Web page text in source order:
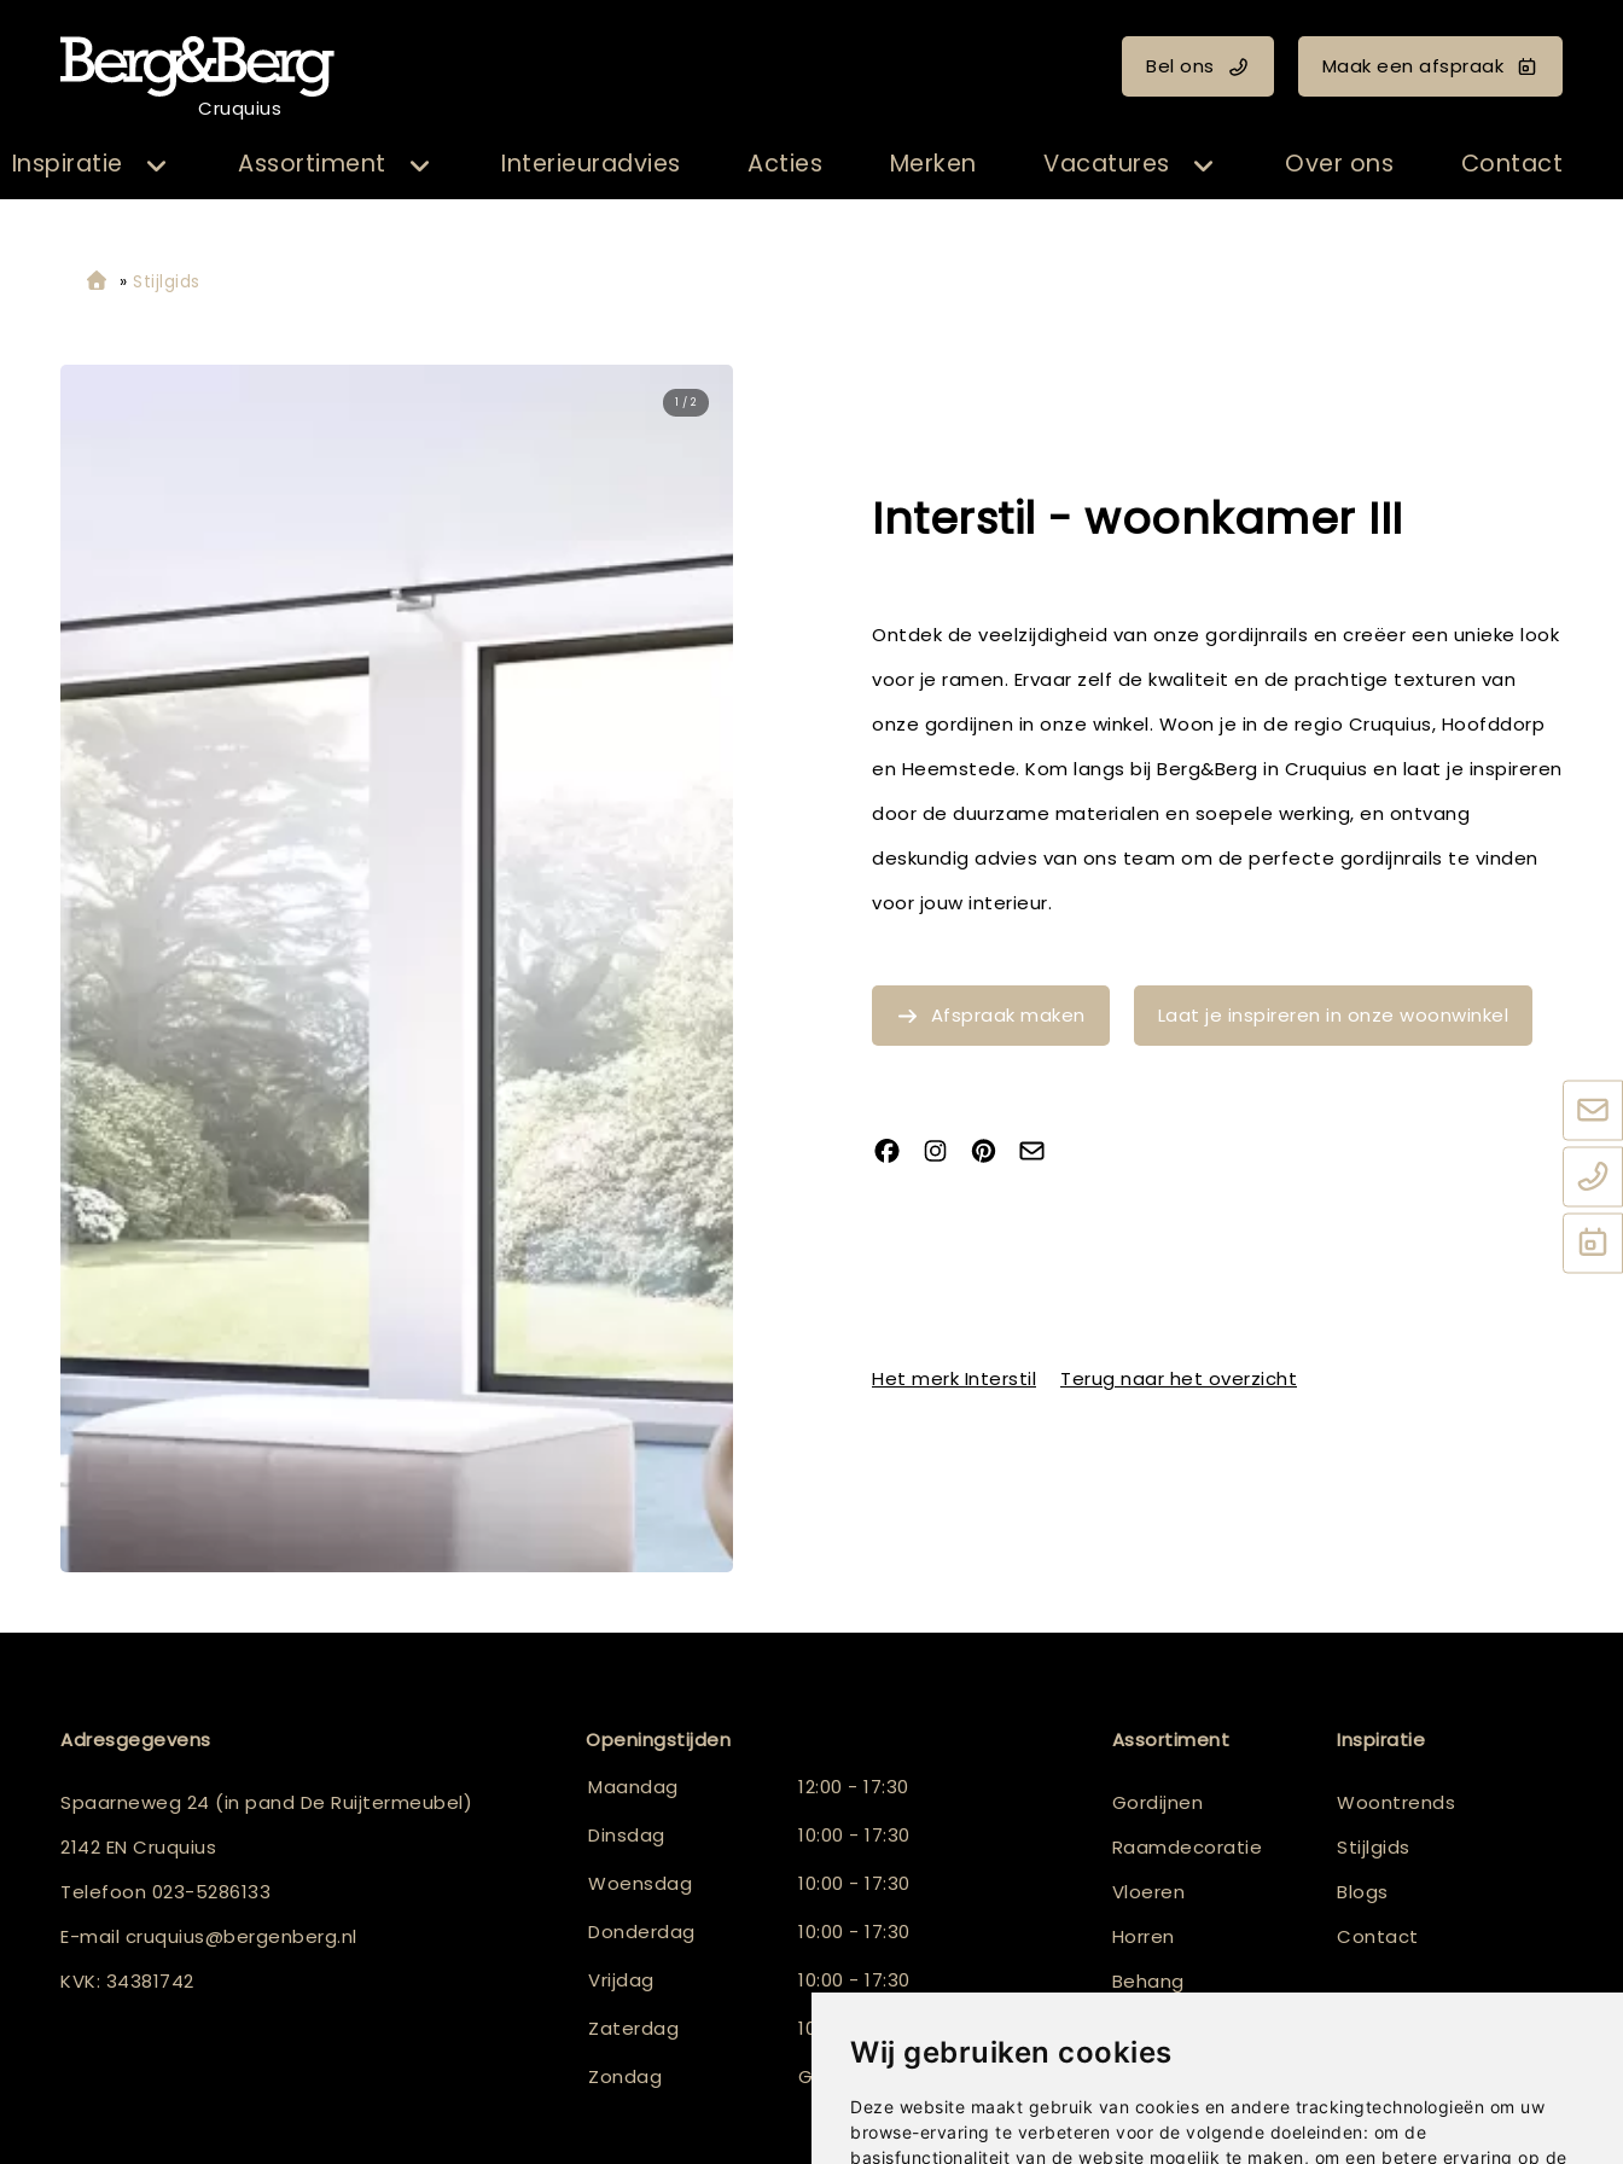
Wij gebruiken cookies
Deze website maakt gebruik van cookies en andere trackingtechnologieën om uw
browse-ervaring te verbeteren voor de volgende doeleinden: om de
basisfunctionaliteit van de website mogelijk te maken, om een betere ervaring op de
Cruquius
Bel ons Maak een afspraak
Inspiratie Assortiment Interieuradvies Acties Merken Vacatures Over ons Contact
» Stijlgids
1 / 2
Interstil - woonkamer III
Ontdek de veelzijdigheid van onze gordijnrails en creëer een unieke look
voor je ramen. Ervaar zelf de kwaliteit en de prachtige texturen van
onze gordijnen in onze winkel. Woon je in de regio Cruquius, Hoofddorp
en Heemstede. Kom langs bij Berg&Berg in Cruquius en laat je inspireren
door de duurzame materialen en soepele werking, en ontvang
deskundig advies van ons team om de perfecte gordijnrails te vinden
voor jouw interieur.
Afspraak maken Laat je inspireren in onze woonwinkel
Het merk Interstil Terug naar het overzicht
Adresgegevens
Spaarneweg 24 (in pand De Ruijtermeubel)
2142 EN Cruquius
Telefoon 023-5286133
E-mail cruquius@bergenberg.nl
KVK: 34381742
Openingstijden
Maandag
12:00 - 17:30
Dinsdag
10:00 - 17:30
Woensdag
10:00 - 17:30
Donderdag
10:00 - 17:30
Vrijdag
10:00 - 17:30
Zaterdag
10:00 - 17:00
Zondag
Gesloten
Assortiment
Gordijnen
Raamdecoratie
Vloeren
Horren
Behang
Shutters
Inspiratie
Woontrends
Stijlgids
Blogs
Contact